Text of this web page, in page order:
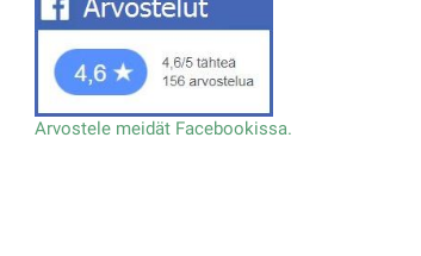
Arvostele meidät Facebookissa.